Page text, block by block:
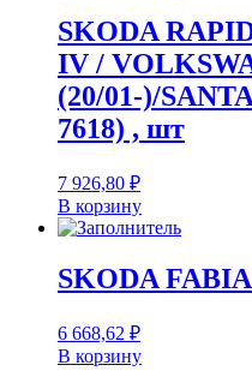
SKODA
IV /
(20/01-)/
7618) , шт
7 926,80 ₽
В корзину
SKODA
6 668,62 ₽
В корзину